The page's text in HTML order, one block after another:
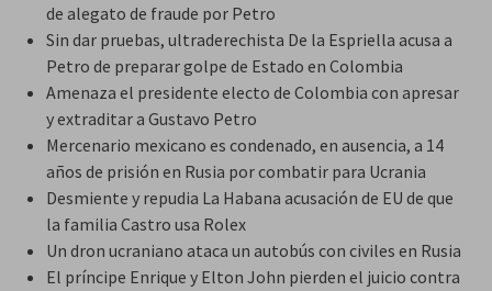
de alegato de fraude por Petro
Sin dar pruebas, ultraderechista De la Espriella acusa a
Petro de preparar golpe de Estado en Colombia
Amenaza el presidente electo de Colombia con apresar
y extraditar a Gustavo Petro
Mercenario mexicano es condenado, en ausencia, a 14
años de prisión en Rusia por combatir para Ucrania
Desmiente y repudia La Habana acusación de EU de que
la familia Castro usa Rolex
Un dron ucraniano ataca un autobús con civiles en Rusia
El príncipe Enrique y Elton John pierden el juicio contra